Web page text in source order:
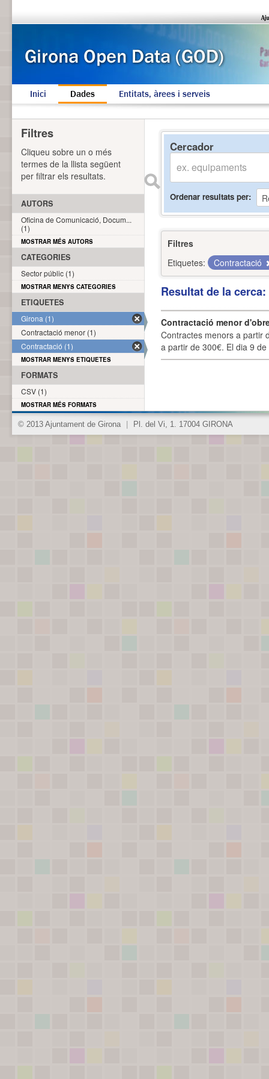
Inici Dades Entitats, àrees i serveis
Cercador
Ordenar resultats per
Filtres
Etiquetes:
Contractació
Resultat de la
Contractació menor
Contractes menors a partir
a partir de 300€. El dia 9
Filtres
Cliqueu sobre un o més
termes de la llista següent
per filtrar els resultats.
AUTORS
Oficina de Comunicació, Docum...
(1)
MOSTRAR MÉS AUTORS
CATEGORIES
Sector públic (1)
MOSTRAR MENYS CATEGORIES
ETIQUETES
Girona (1)
Contractació menor (1)
Contractació (1)
MOSTRAR MENYS ETIQUETES
FORMATS
CSV (1)
MOSTRAR MÉS FORMATS
© 2013 Ajuntament de Girona Pl. del Vi, 1. 17004 GIRONA